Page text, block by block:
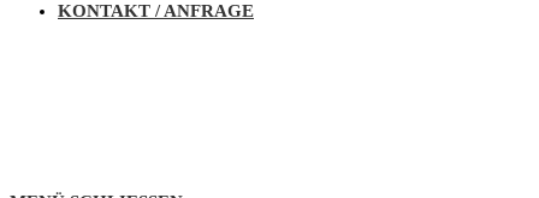
KONTAKT / ANFRAGE